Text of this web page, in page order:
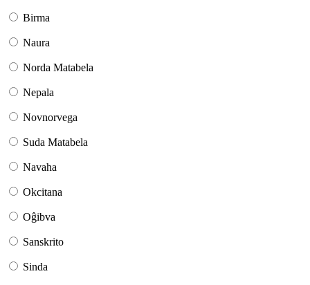
Birma
Naura
Norda Matabela
Nepala
Novnorvega
Suda Matabela
Navaha
Okcitana
Oĝibva
Sanskrito
Sinda